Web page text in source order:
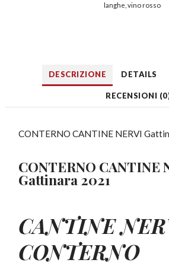
langhe vino rosso
DESCRIZIONE DETAILS
RECENSIONI
CONTERNO CANTINE NERVI
CONTERNO CANTINE
Gattinara 2021
CANTINE
CONTERNO